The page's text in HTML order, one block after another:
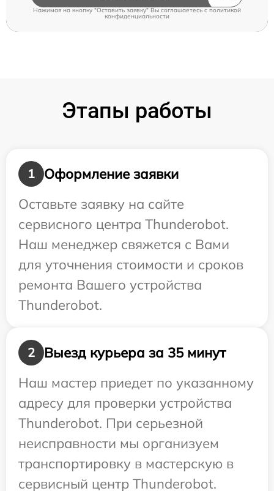
Нажимая на кнопку "Оставить заявку" Вы соглашаетесь cполитикой
конфиденциальности
Этапы работы
1
Оформление заявки
Оставьте заявку на сайте
сервисного центра Thunderobot.
Наш менеджер свяжется с Вами
для уточнения стоимости и сроков
ремонта Вашего устройства
Thunderobot.
2
Выезд курьера за 35 минут
Наш мастер приедет по указанному
адресу для проверки устройства
Thunderobot. При серьезной
неисправности мы организуем
транспортировку в мастерскую в
сервисный центр Thunderobot.